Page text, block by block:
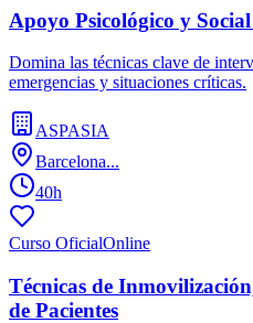
Apoyo Psicológico y
Domina las técnicas clave de
emergencias y situaciones críticas.
ASPASIA
Barcelona...
40h
Curso OficialOnline
Técnicas de
de Pacientes